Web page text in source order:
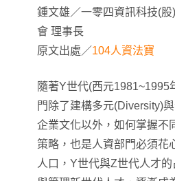
鍾文雄／一零四資訊科技(
會 理事長
原文出處／104人資法寶
隨著Y世代(西元
門除了建構多元(Diversity)
企業文化以外，如何掌握不
策略，也是人資部門必須花
人口，Y世代與Z世代人才